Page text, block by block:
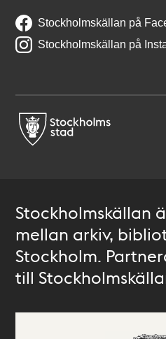
Stockholmskällan på
Stockholmskällan på
Stockholmskällan
mellan arkiv,
Stockholm.
till